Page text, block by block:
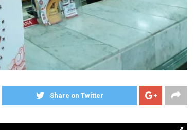
Share on Twitter